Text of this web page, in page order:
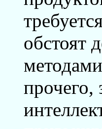
обстоят
прочего,